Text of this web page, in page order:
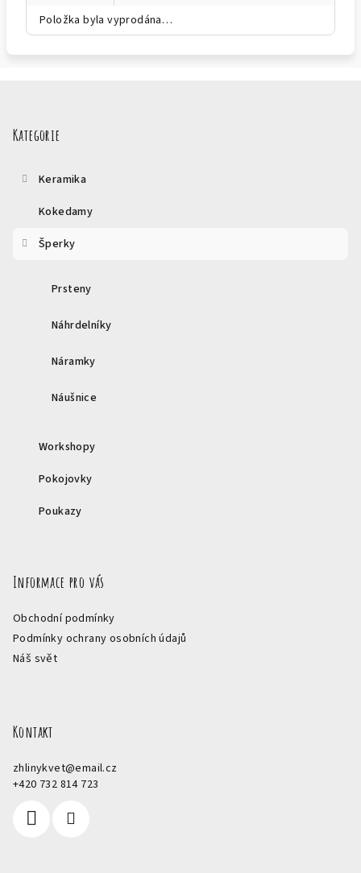
Položka byla vyprodána…
Kategorie
Keramika
Kokedamy
Šperky
Prsteny
Náhrdelníky
Náramky
Náušnice
Workshopy
Pokojovky
Poukazy
Informace pro vás
Obchodní podmínky
Podmínky ochrany osobních údajů
Náš svět
Kontakt
zhlinykvet@email.cz
+420 732 814 723